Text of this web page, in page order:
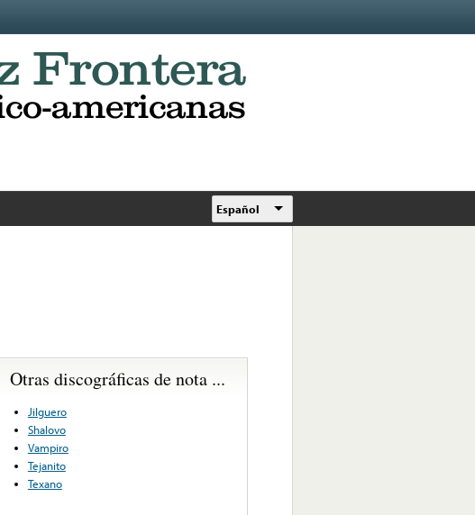
Español
Otras discográficas de nota ...
Jilguero
Shalovo
Vampiro
Tejanito
Texano